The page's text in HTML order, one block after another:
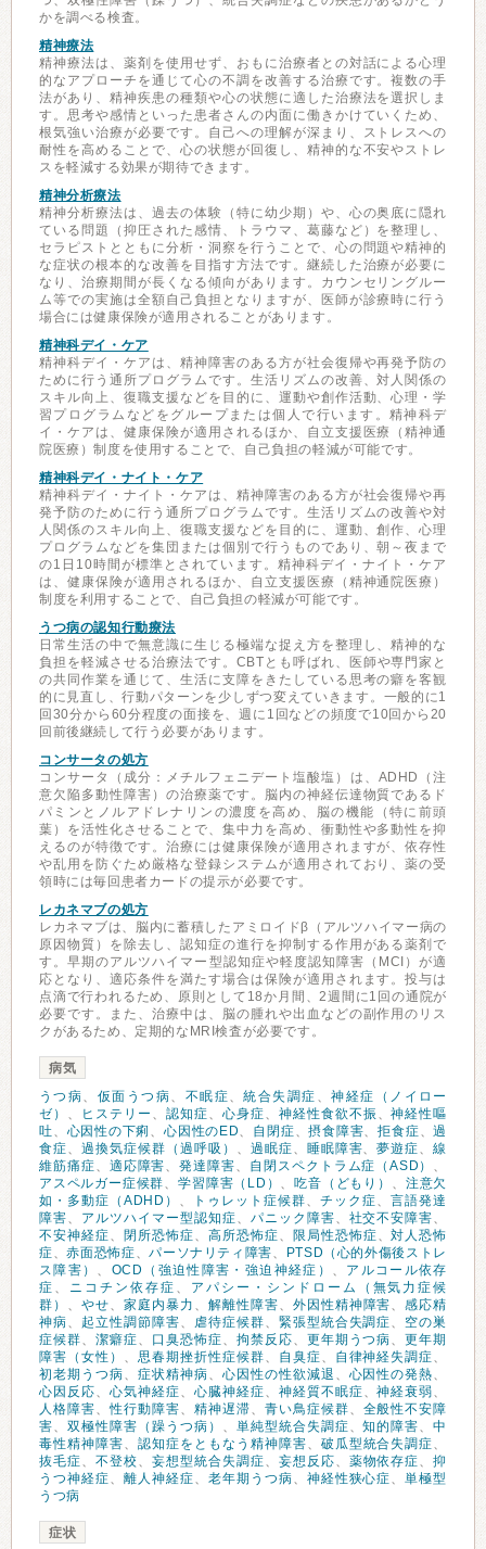
かを調べる検査。
精神療法
精神療法は、薬剤を使用せず、おもに治療者との対話による心理
的なアプローチを通じて心の不調を改善する治療です。複数の手
法があり、精神疾患の種類や心の状態に適した治療法を選択しま
す。思考や感情といった患者さんの内面に働きかけていくため、
根気強い治療が必要です。自己への理解が深まり、ストレスへの
耐性を高めることで、心の状態が回復し、精神的な不安やストレ
スを軽減する効果が期待できます。
精神分析療法
精神分析療法は、過去の体験（特に幼少期）や、心の奥底に隠れ
ている問題（抑圧された感情、トラウマ、葛藤など）を整理し、
セラピストとともに分析・洞察を行うことで、心の問題や精神的
な症状の根本的な改善を目指す方法です。継続した治療が必要に
なり、治療期間が長くなる傾向があります。カウンセリングルー
ム等での実施は全額自己負担となりますが、医師が診療時に行う
場合には健康保険が適用されることがあります。
精神科デイ・ケア
精神科デイ・ケアは、精神障害のある方が社会復帰や再発予防の
ために行う通所プログラムです。生活リズムの改善、対人関係の
スキル向上、復職支援などを目的に、運動や創作活動、心理・学
習プログラムなどをグループまたは個人で行います。精神科デ
イ・ケアは、健康保険が適用されるほか、自立支援医療（精神通
院医療）制度を使用することで、自己負担の軽減が可能です。
精神科デイ・ナイト・ケア
精神科デイ・ナイト・ケアは、精神障害のある方が社会復帰や再
発予防のために行う通所プログラムです。生活リズムの改善や対
人関係のスキル向上、復職支援などを目的に、運動、創作、心理
プログラムなどを集団または個別で行うものであり、朝～夜まで
の1日10時間が標準とされています。精神科デイ・ナイト・ケア
は、健康保険が適用されるほか、自立支援医療（精神通院医療）
制度を利用することで、自己負担の軽減が可能です。
うつ病の認知行動療法
日常生活の中で無意識に生じる極端な捉え方を整理し、精神的な
負担を軽減させる治療法です。CBTとも呼ばれ、医師や専門家と
の共同作業を通じて、生活に支障をきたしている思考の癖を客観
的に見直し、行動パターンを少しずつ変えていきます。一般的に1
回30分から60分程度の面接を、週に1回などの頻度で10回から20
回前後継続して行う必要があります。
コンサータの処方
コンサータ（成分：メチルフェニデート塩酸塩）は、ADHD（注
意欠陥多動性障害）の治療薬です。脳内の神経伝達物質であるド
パミンとノルアドレナリンの濃度を高め、脳の機能（特に前頭
葉）を活性化させることで、集中力を高め、衝動性や多動性を抑
えるのが特徴です。治療には健康保険が適用されますが、依存性
や乱用を防ぐため厳格な登録システムが適用されており、薬の受
領時には毎回患者カードの提示が必要です。
レカネマブの処方
レカネマブは、脳内に蓄積したアミロイドβ（アルツハイマー病の
原因物質）を除去し、認知症の進行を抑制する作用がある薬剤で
す。早期のアルツハイマー型認知症や軽度認知障害（MCI）が適
応となり、適応条件を満たす場合は保険が適用されます。投与は
点滴で行われるため、原則として18か月間、2週間に1回の通院が
必要です。また、治療中は、脳の腫れや出血などの副作用のリス
クがあるため、定期的なMRI検査が必要です。
病気
うつ病、 仮面うつ病、 不眠症、統合失調症 、神経症（ノイロー
ゼ） 、 ヒステリー 、 認知症、 心身症、 神経性食欲不振 、神経性嘔
吐、 心因性の下痢 、 心因性のED、 自閉症、摂食障害、拒食症、過
食症、 過換気症候群（過呼吸） 、 過眠症、 睡眠障害、夢遊症、線
維筋痛症、 適応障害、発達障害、 自閉スペクトラム症（ASD） 、
アスペルガー症候群、学習障害（LD） 、吃音（どもり） 、 注意欠
如・多動症（ADHD） 、 トゥレット症候群、チック症、言語発達
障害、 アルツハイマー型認知症、 パニック障害、 社交不安障害、
不安神経症、 閉所恐怖症、 高所恐怖症、 限局性恐怖症、対人恐怖
症、赤面恐怖症、パーソナリティ障害、
PTSD（心的外傷後ストレ
ス障害） 、 OCD（強迫性障害・強迫神経症） 、 アルコール依存
症 、 ニコチン依存症 、 アパシー・シンドローム（無気力症候
群） 、 やせ、 家庭内暴力 、 解離性障害、 外因性精神障害、感応精
神病、 起立性調節障害、 虐待症候群、 緊張型統合失調症、 空の巣
症候群、 潔癖症、 口臭恐怖症、 拘禁反応、 更年期うつ病、更年期
障害（女性） 、 思春期挫折性症候群、 自臭症、 自律神経失調症、
初老期うつ病、 症状精神病、 心因性の性欲減退 、 心因性の発熱、
心因反応、 心気神経症、 心臓神経症、 神経質不眠症、神経衰弱、
人格障害、性行動障害、 精神遅滞、 青い鳥症候群、 全般性不安障
害、 双極性障害（躁うつ病） 、 単純型統合失調症、知的障害、中
毒性精神障害、 認知症をともなう精神障害、 破瓜型統合失調症、
抜毛症、 不登校、 妄想型統合失調症、 妄想反応、 薬物依存症、抑
うつ神経症、 離人神経症、 老年期うつ病、 神経性狭心症、単極型
うつ病
症状